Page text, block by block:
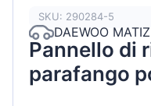
SKU: 290284-5
DAEWOO
Pannello di
parafango